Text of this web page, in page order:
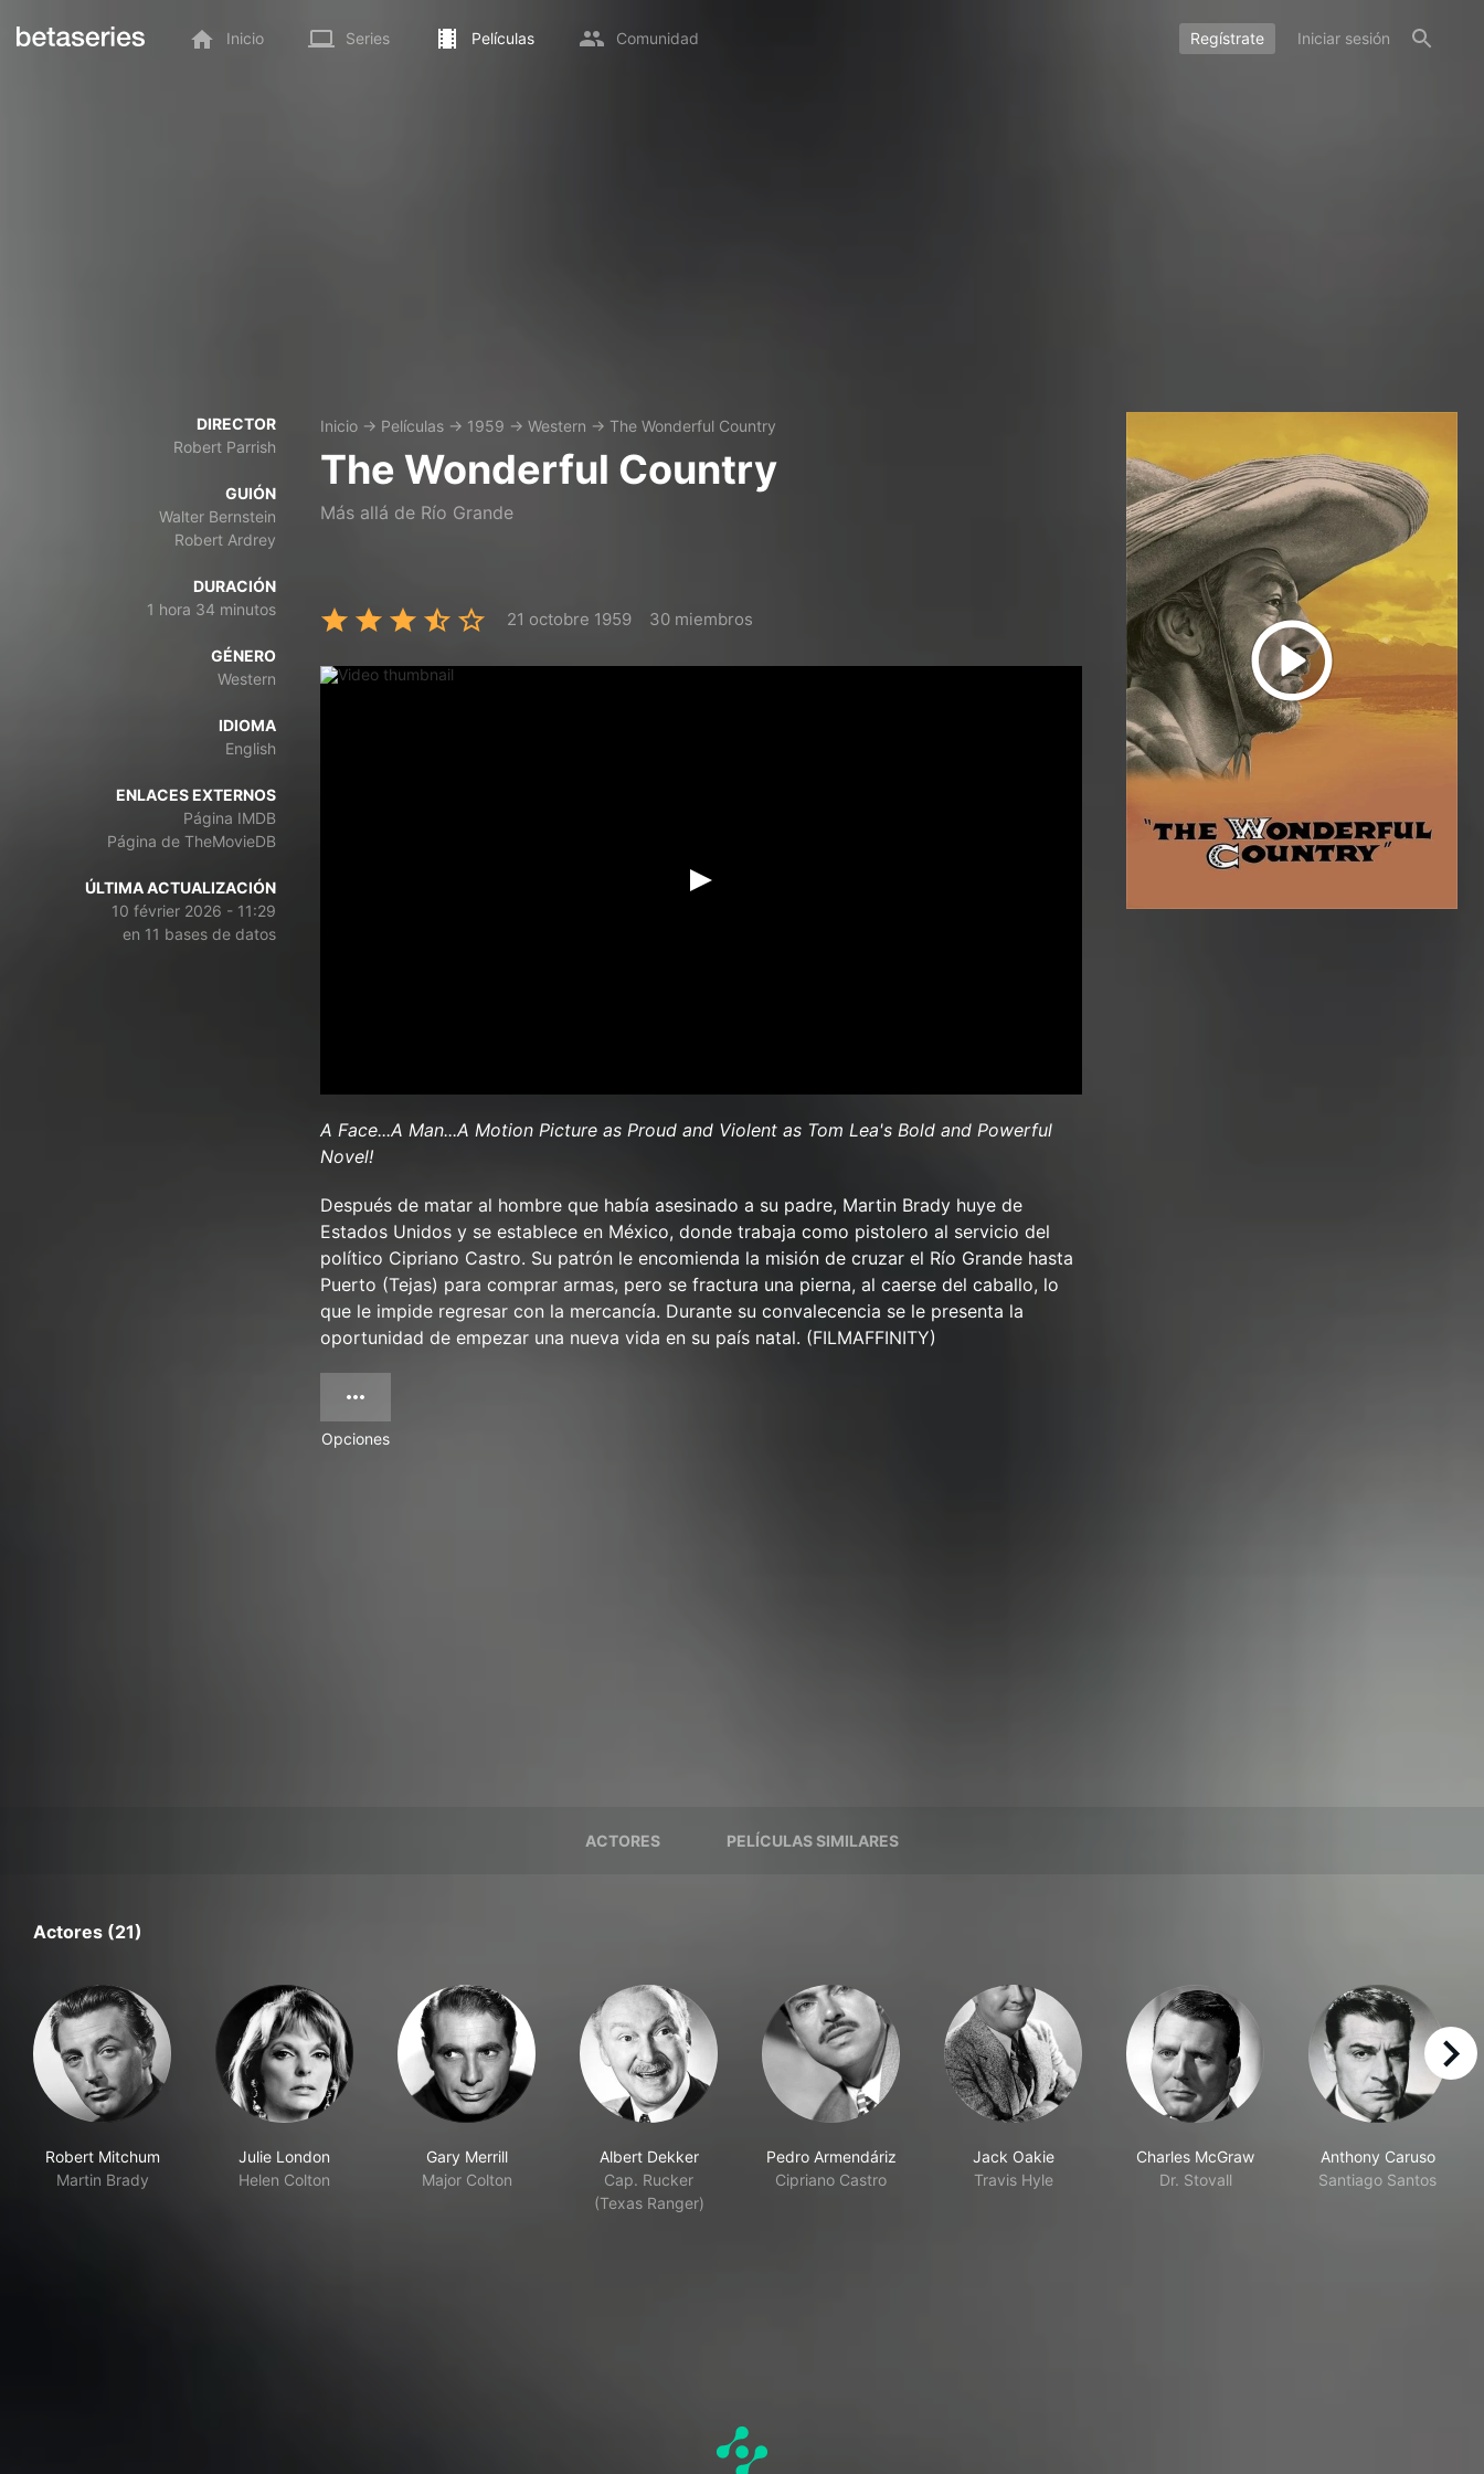
Inicio Series Películas Comunidad Regístrate Iniciar sesión
DIRECTOR
Robert Parrish
GUIÓN
Walter Bernstein
Robert Ardrey
DURACIÓN
1 hora 34 minutos
GÉNERO
Western
IDIOMA
English
ENLACES EXTERNOS
Página IMDB
Página de TheMovieDB
ÚLTIMA ACTUALIZACIÓN
10 février 2026 - 11:29
en 11 bases de datos
Inicio → Películas → 1959 → Western → The Wonderful Country
The Wonderful Country
Más allá de Río Grande
21 octobre 1959 30 miembros
A Face...A Man...A Motion Picture as Proud and Violent as Tom Lea's Bold and Powerful
Novel!
Después de matar al hombre que había asesinado a su padre, Martin Brady huye de
Estados Unidos y se establece en México, donde trabaja como pistolero al servicio del
político Cipriano Castro. Su patrón le encomienda la misión de cruzar el Río Grande hasta
Puerto (Tejas) para comprar armas, pero se fractura una pierna, al caerse del caballo, lo
que le impide regresar con la mercancía. Durante su convalecencia se le presenta la
oportunidad de empezar una nueva vida en su país natal. (FILMAFFINITY)
Opciones
ACTORES PELÍCULAS SIMILARES
Actores (21)
Robert Mitchum
Martin Brady
Julie London
Helen Colton
Gary Merrill
Major Colton
Albert Dekker
Cap. Rucker
(Texas Ranger)
Pedro Armendáriz
Cipriano Castro
Jack Oakie
Travis Hyle
Charles McGraw
Dr. Stovall
Anthony Caruso
Santiago Santos
right